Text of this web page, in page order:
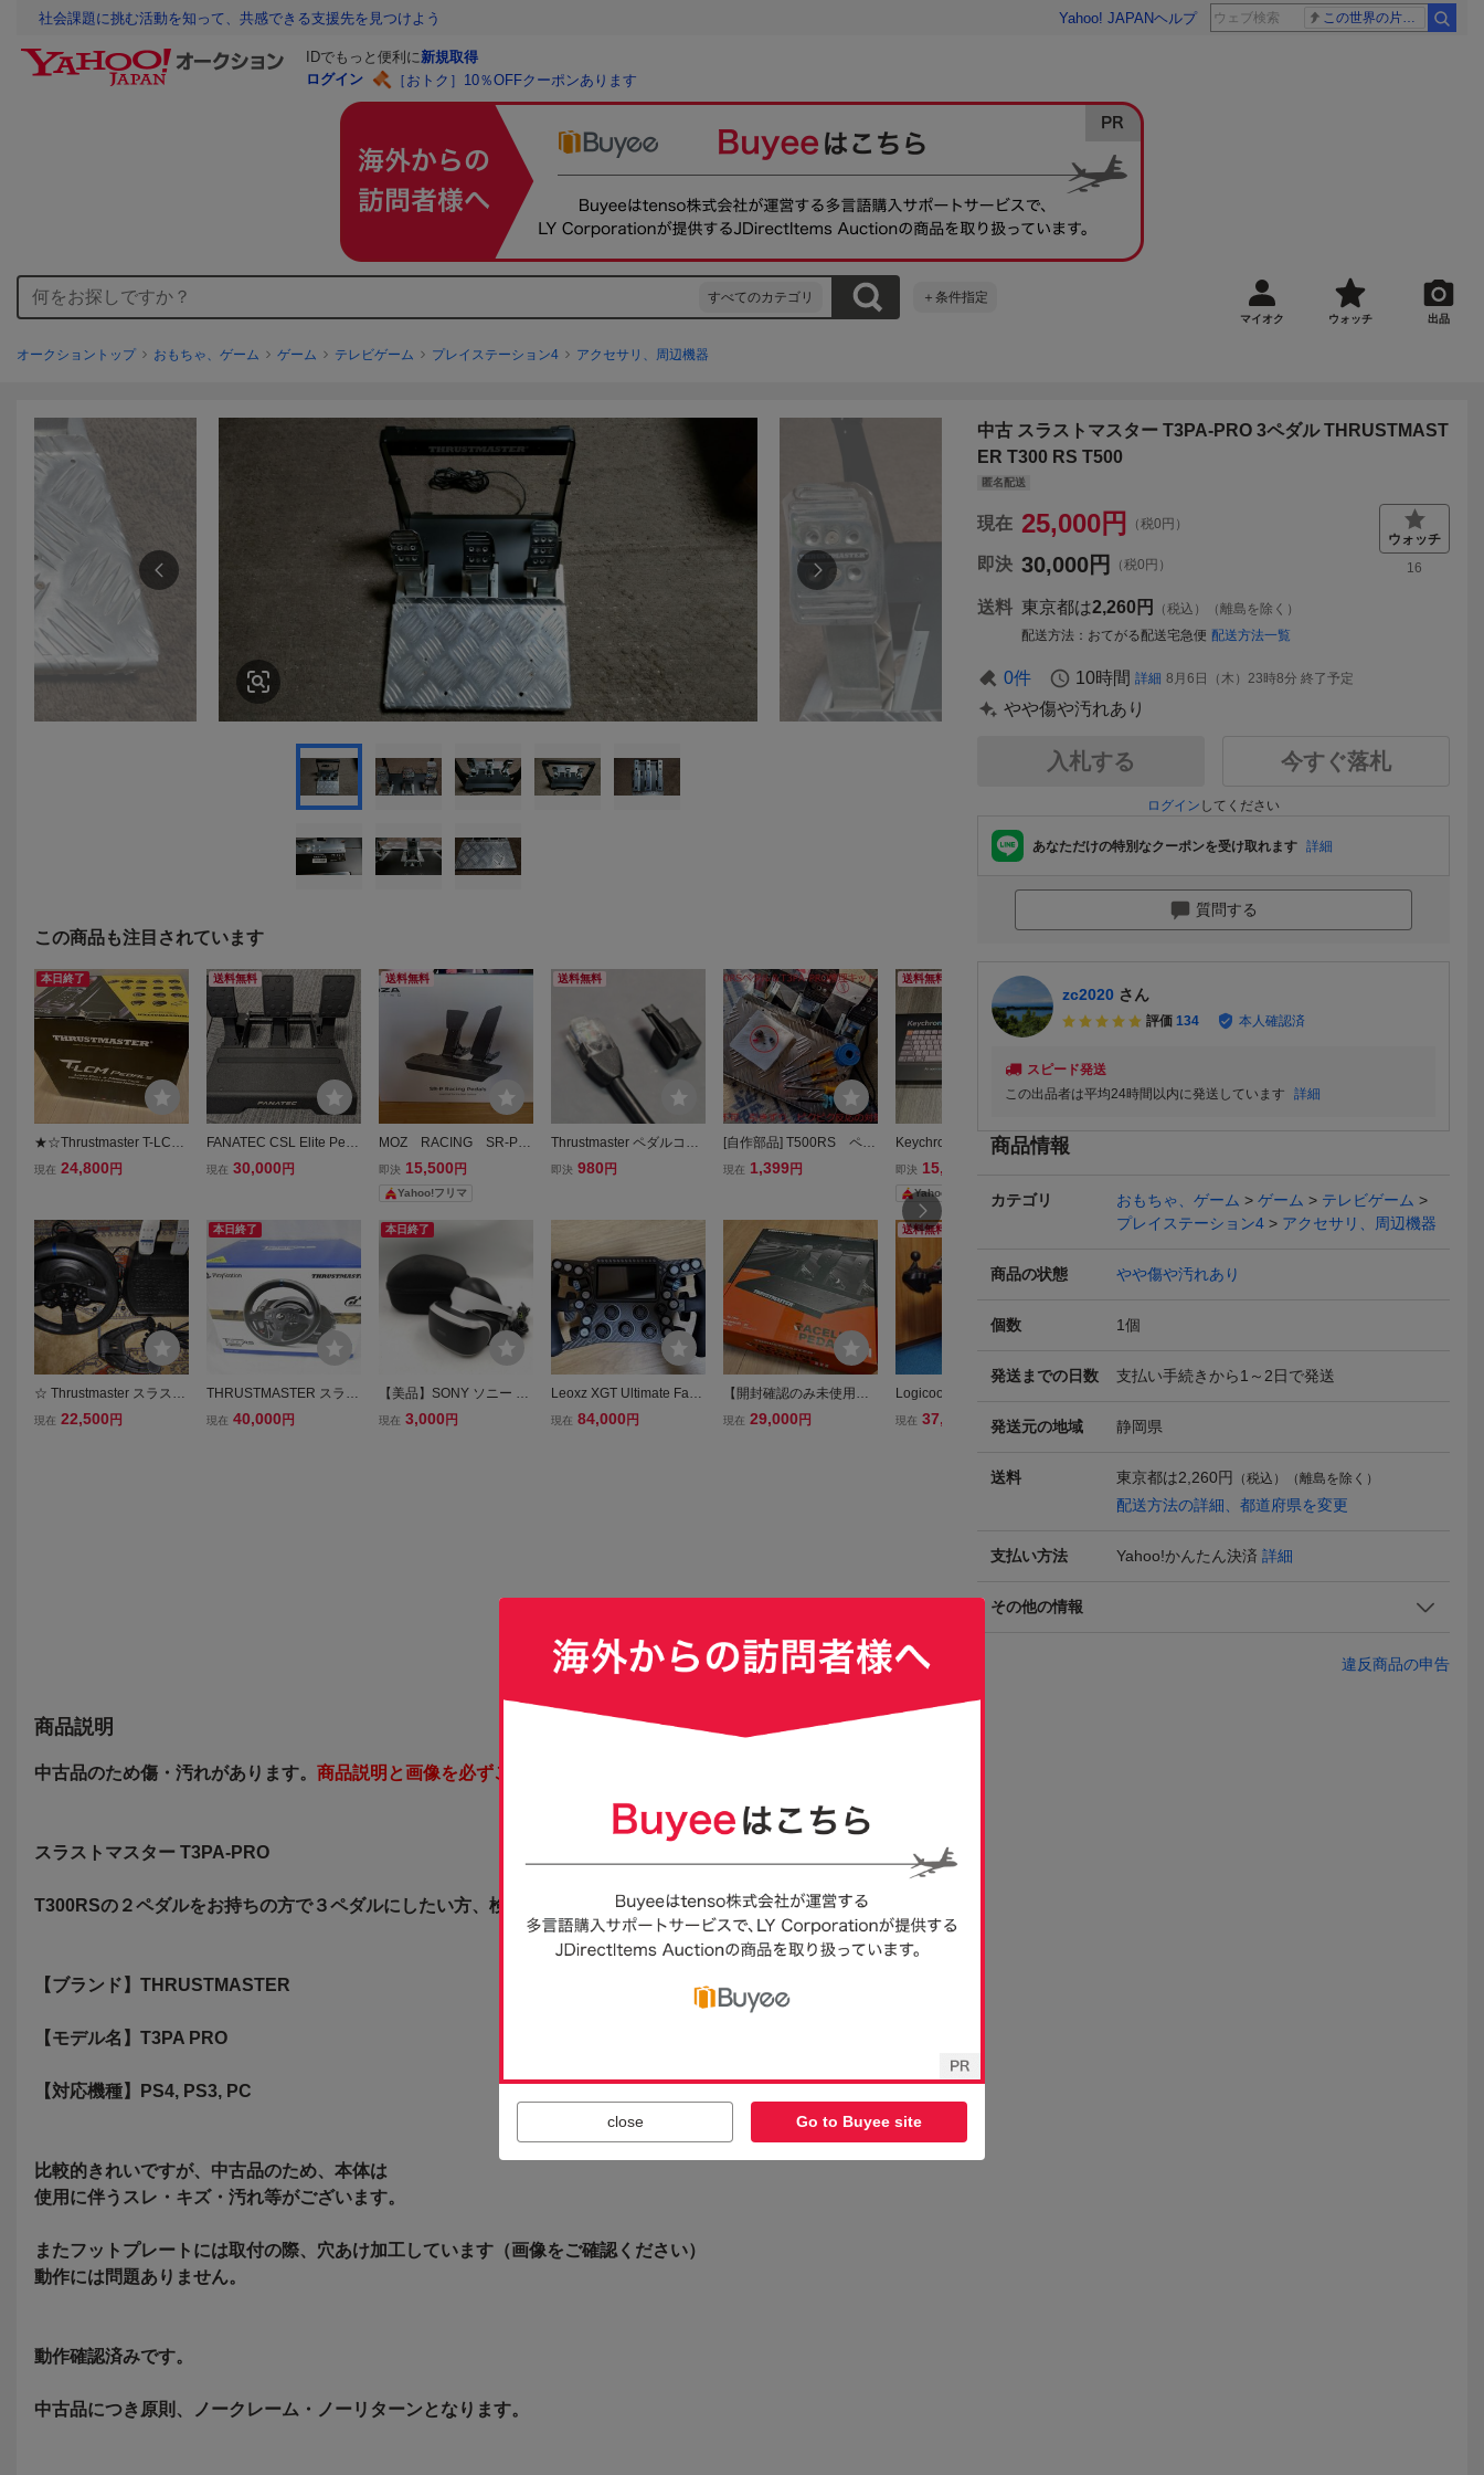
社会課題に挑む活動を知って、共感できる支援先を見つけよう Yahoo! JAPANヘルプ この世界の片隅に
IDでもっと便利に新規取得
ログイン
［おトク］10％OFFクーポンあります
すべてのカテゴリ ＋条件指定
マイオク ウォッチ 出品
オークショントップ おもちゃ、ゲーム ゲーム テレビゲーム プレイステーション4 アクセサリ、周辺機器
この商品も注目されています
本日終了
★☆Thrustmaster T-LCM
PEDALS ロードセル＆磁
スター
現在 24,800 円
☆ Thrustmaster スラスト
マスター T300RS 中古 ☆
現在 22,500 円
送料無料
FANATEC CSL Elite Peda
ls V2 ファナテック エリ
現在 30,000 円
本日終了
THRUSTMASTER スラス
トマスター T300RS GT E
現在 40,000 円
送料無料
MOZ RACING SR-Pロ
ードセル
即決 15,500 円
Yahoo!フリマ
本日終了
【美品】SONY ソニー Pl
ayStation VR ヘッドセッ
現在 3,000 円
送料無料
Thrustmaster ペダルコネ
クター用修理部品（1セッ
ラストマスターのペダル
即決 980 円
Leoxz XGT Ultimate Fana
tec QR2付属 3パドル(左
現在 84,000 円
[自作部品] T500RS ペダ
ル T3PA PRO修理キット
きずり 感度ピクピク対
現在 1,399円
【開封確認のみ未使用】T
hrustmaster スラストマス
現在 29,000 円
送料無料
Keychron K17 Max US配
列 赤軸 RGBバックライト
イヤレス
即決 15,000
Yahoo!フリマ
送料無料
Logicool Logitec ハンド
ルコントローラー G27 ハ
ンコンスタンド セット
現在 37,000
Thrustmaster FORMULA
Yahoo!フリマ
シート 仮付け後、取り
現在 65,000円
6.3 MACRO ミノルタマウ
ント レンズ e5200
送料無料
テアリング
中古 スラストマスター T3PA-PRO 3ペダル THRUSTMAST
ER T300 RS T500
匿名配送
現在 25,000円 （税0円）
即決 30,000円 （税0円）
送料 東京都は2,260円
（税込）（離島を除く）
配送方法
おてがる配送宅急便 配送方法一覧
16
0件 10時間 詳細 8月6日（木）23時8分 終了予定
やや傷や汚れあり
入札する 今すぐ落札
ログイン してください
あなただけの特別なクーポンを受け取れます 詳細
質問する
zc2020 さん
評価 134 本人確認済
スピード発送
この出品者は平均24時間以内に発送しています
詳細
商品情報
カテゴリ おもちゃ、ゲーム ゲーム
テレビゲーム
プレイステーション4
アクセサリ、周辺機器
商品の状態 やや傷や汚れあり
個数 1個
発送までの日数 支払い手続きから1～2日で発送
発送元の地域 静岡県
送料 東京都は2,260円 （税込）（離島を除く）
配送方法の詳細、都道府県を変更
支払い方法 Yahoo!かんたん決済 詳細
その他の情報
違反商品の申告
商品説明
close Go to Buyee site